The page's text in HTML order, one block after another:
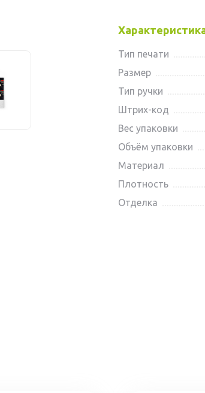
Тип печати
Размер
Тип ручки
Штрих-код
Вес упаковки
Объём упаковки
Материал
Плотность
Отделка